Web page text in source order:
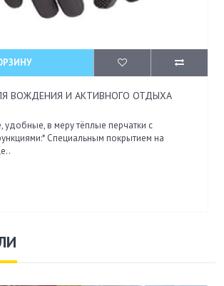
ВОЖДЕНИЯ И АКТИВНОГО ОТДЫХА
удобные, в меру тёплые перчатки с
Специальным покрытием на